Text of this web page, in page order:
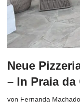
Neue
– In Praia da
von Fernanda Machado